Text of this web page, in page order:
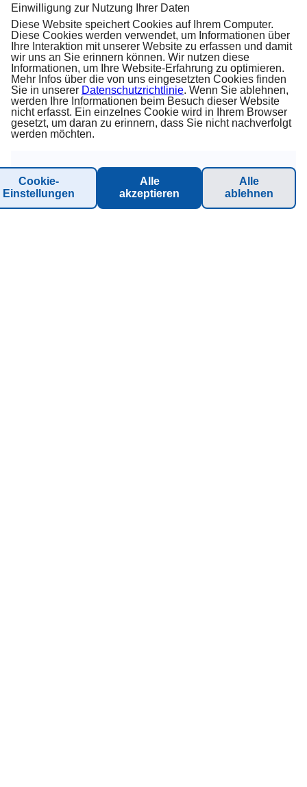
Transatlantik
Reisegebiet Reisegebiet
NEWSLETTER ABONNIEREN
Newsletter abonnieren
SPECIALS
Einwilligung zur Nutzung Ihrer Daten
Diese Website speichert Cookies auf Ihrem Computer.
Diese Cookies werden verwendet, um Informationen über
Ihre Interaktion mit unserer Website zu erfassen und damit
wir uns an Sie erinnern können. Wir nutzen diese
Informationen, um Ihre Website-Erfahrung zu optimieren.
Mehr Infos über die von uns eingesetzten Cookies finden
Sie in unserer Datenschutzrichtlinie. Wenn Sie ablehnen,
werden Ihre Informationen beim Besuch dieser Website
nicht erfasst. Ein einzelnes Cookie wird in Ihrem Browser
gesetzt, um daran zu erinnern, dass Sie nicht nachverfolgt
werden möchten.
Cookie-
Einstellungen
Alle
akzeptieren
Alle
ablehnen